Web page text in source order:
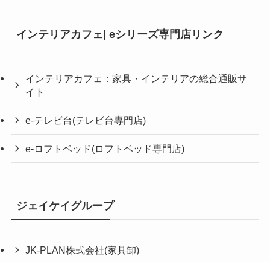
インテリアカフェ| eシリーズ専門店リンク
インテリアカフェ：家具・インテリアの総合通販サ
イト
e-テレビ台(テレビ台専門店)
e-ロフトベッド(ロフトベッド専門店)
ジェイケイグループ
JK-PLAN株式会社(家具卸)